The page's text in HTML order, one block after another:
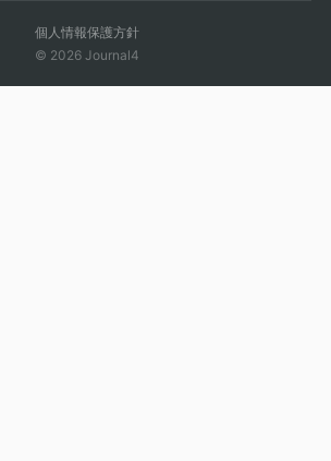
個人情報保護方針
© 2026 Journal4